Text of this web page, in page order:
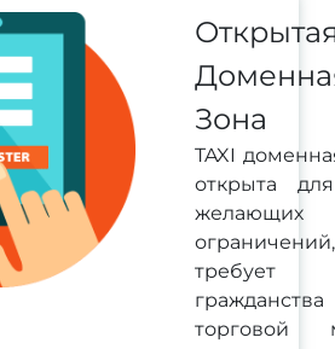
Зона
TAXI
открыта
требует
торговой